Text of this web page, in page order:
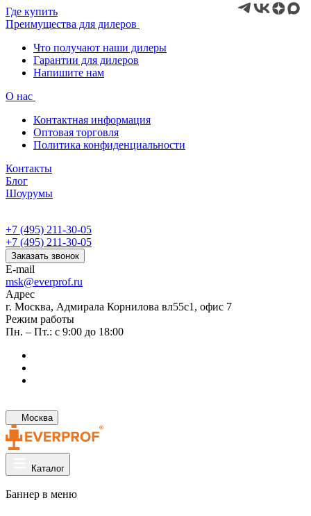
Где купить
Преимущества для дилеров
Что получают наши дилеры
Гарантии для дилеров
Напишите нам
О нас
Контактная информация
Оптовая торговля
Политика конфиденциальности
Контакты
Блог
Шоурумы
+7 (495) 211-30-05
+7 (495) 211-30-05
Заказать звонок
E-mail
msk@everprof.ru
Адрес
г. Москва, Адмирала Корнилова вл55с1, офис 7
Режим работы
Пн. – Пт.: с 9:00 до 18:00
Москва
Каталог
Баннер в меню